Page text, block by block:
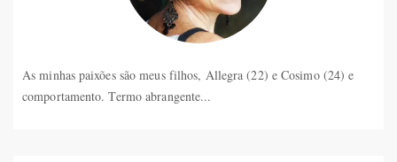
As minhas paixões são meus filhos, Allegra (22) e Cosimo (24) e
comportamento. Termo abrangente...